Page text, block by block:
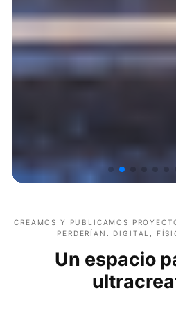
CREAMOS Y PUBLICAMOS
PERDERÍAN. DIGITAL,
Un espacio